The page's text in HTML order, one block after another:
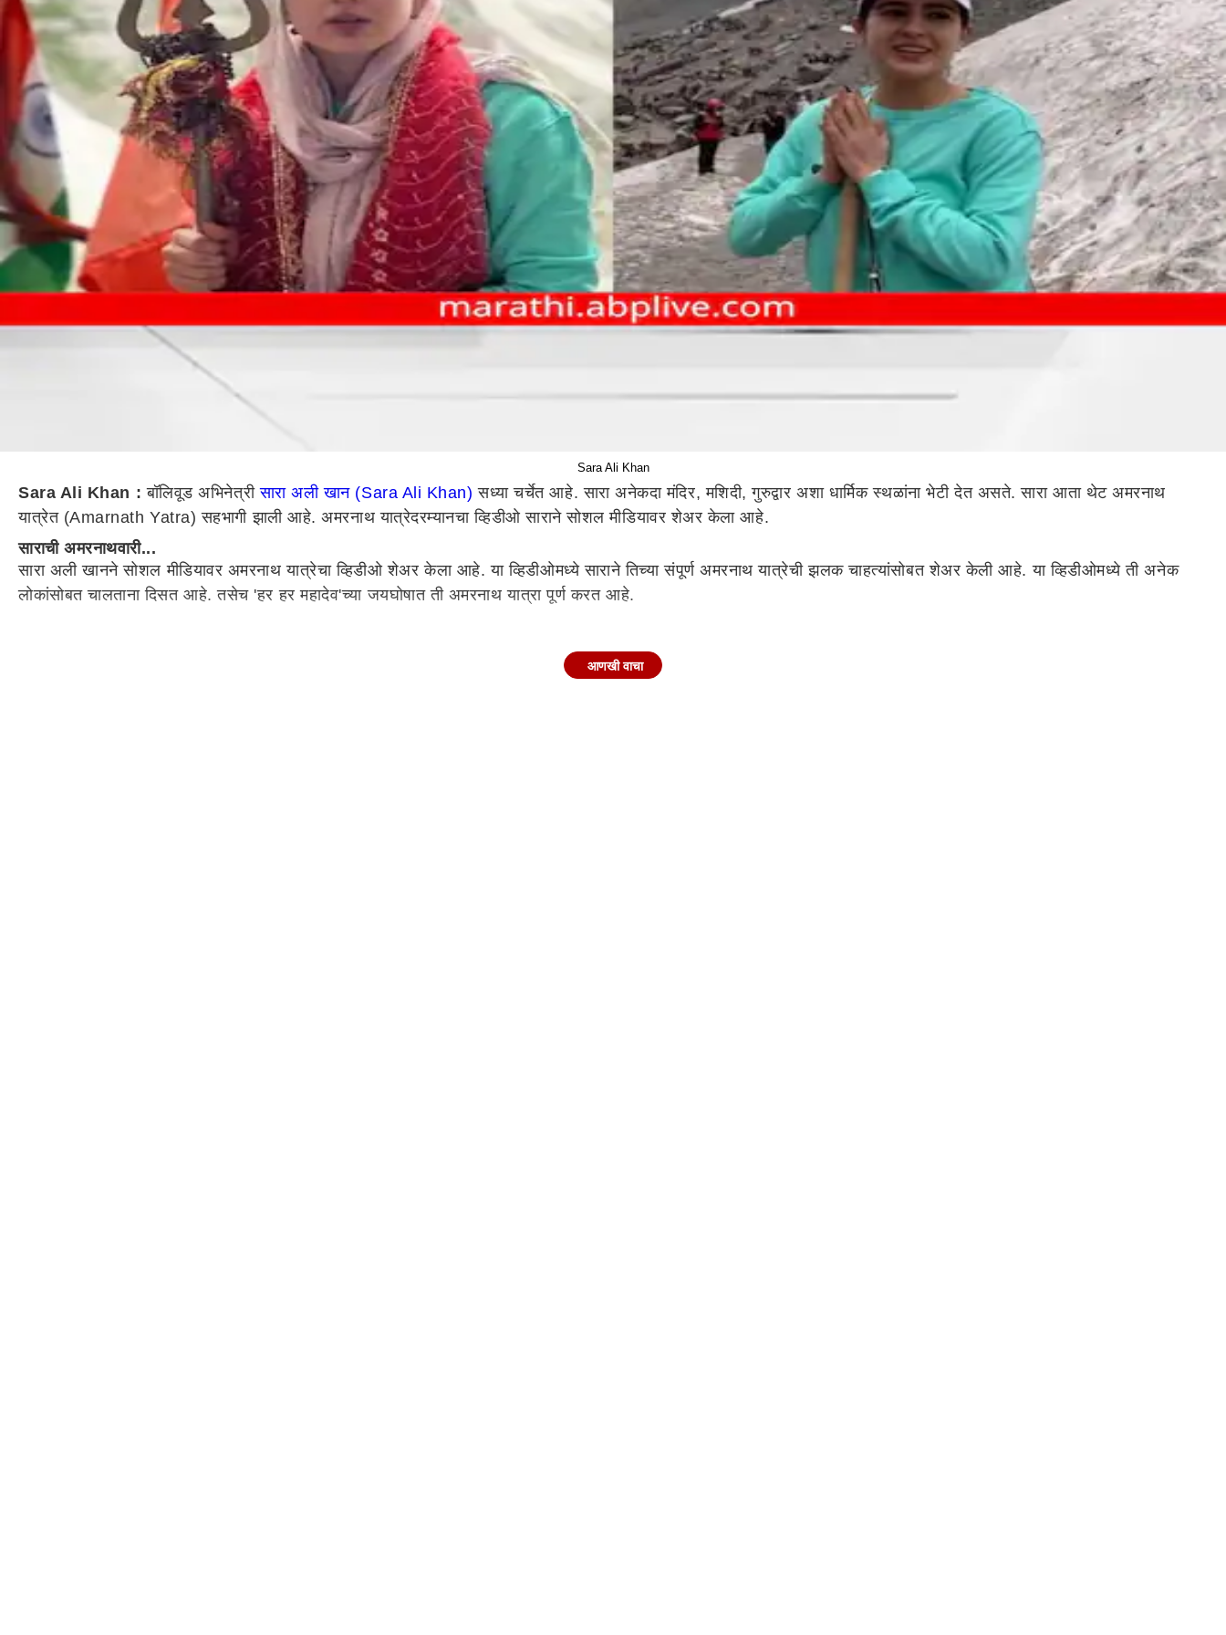
Sara Ali Khan
Sara Ali Khan : बॉलिवूड अभिनेत्रीसारा अली खान (Sara Ali Khan) सध्या चर्चेत आहे. सारा अनेकदा मंदिर, मशिदी, गुरुद्वार अशा धार्मिक स्थळांना भेटी देत असते. सारा आता थेट अमरनाथ
यात्रेत (Amarnath Yatra) सहभागी झाली आहे. अमरनाथ यात्रेदरम्यानचा व्हिडीओ साराने सोशल मीडियावर शेअर केला आहे.
साराची अमरनाथवारी...
सारा अली खानने सोशल मीडियावर अमरनाथ यात्रेचा व्हिडीओ शेअर केला आहे. या व्हिडीओमध्ये साराने तिच्या संपूर्ण अमरनाथ यात्रेची झलक चाहत्यांसोबत शेअर केली आहे. या व्हिडीओमध्ये ती अनेक
लोकांसोबत चालताना दिसत आहे. तसेच 'हर हर महादेव'च्या जयघोषात ती अमरनाथ यात्रा पूर्ण करत आहे.
आणखी वाचा